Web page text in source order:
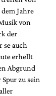
Jahre
von
der
se auch
erhellt
Abgrund
zu sein